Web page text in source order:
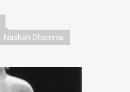
Naskah Dhamma